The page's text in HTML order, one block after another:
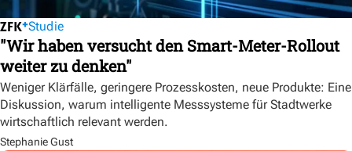
Studie
"Wir haben versucht den Smart-Meter-Rollout
weiter zu denken"
Weniger Klärfälle, geringere Prozesskosten, neue Produkte: Eine
Diskussion, warum intelligente Messsysteme für Stadtwerke
wirtschaftlich relevant werden.
Stephanie Gust